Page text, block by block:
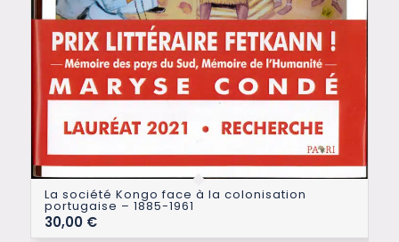
La société Kongo face à la colonisation
portugaise – 1885-1961
30,00 €